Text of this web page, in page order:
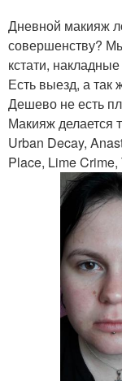
Дневной макияж
совершенству?
кстати,
Есть выезд, а так
Дешево не есть
Макияж делается
Urban Decay,
Place, Lime Crime,